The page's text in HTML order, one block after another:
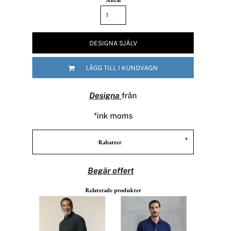
DESIGNA SJÄLV
LÄGG TILL I KUNDVAGN
Designa från
*ink moms
Rabatter
Begär offert
Relaterade produkter